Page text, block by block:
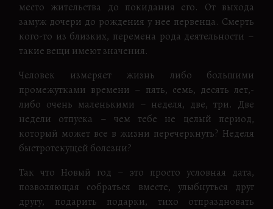
место жительства до покидания его. От выхода
замуж дочери до рождения у нее первенца. Смерть
кого-то из близких, перемена рода деятельности –
такие вещи имеют значения.
Человек измеряет жизнь либо большими
промежутками времени – пять, семь, десять лет,-
либо очень маленькими – неделя, две, три. Две
недели отпуска – чем тебе не целый период,
который может все в жизни перечеркнуть? Неделя
быстротекущей болезни?
Так что Новый год – это просто условная дата,
позволяющая собраться вместе, улыбнуться друг
другу, подарить подарки, тихо отпраздновать